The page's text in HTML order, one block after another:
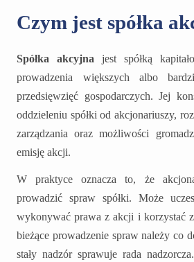
Czym jest spółka
Spółka akcyjna jest spółką
prowadzenia większych albo
przedsięwzięć gospodarczych. Jej
oddzieleniu spółki od akcjonariuszy,
zarządzania oraz możliwości
emisję akcji.
W praktyce oznacza to, że
prowadzić spraw spółki. Może
wykonywać prawa z akcji i korzystać
bieżące prowadzenie spraw należy co
stały nadzór sprawuje rada